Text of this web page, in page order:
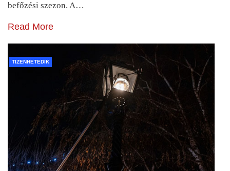
befőzési szezon. A…
Read More
TIZENHETEDIK